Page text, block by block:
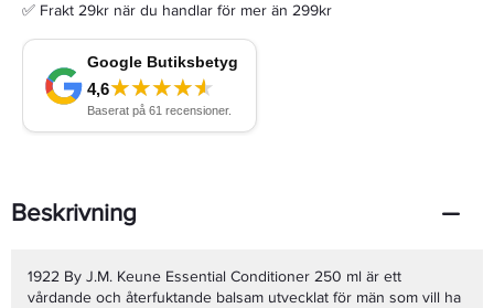
✅ Frakt 29kr när du handlar för mer än 299kr
Beskrivning
1922 By J.M. Keune Essential Conditioner 250 ml är ett
vårdande och återfuktande balsam utvecklat för män som vill ha